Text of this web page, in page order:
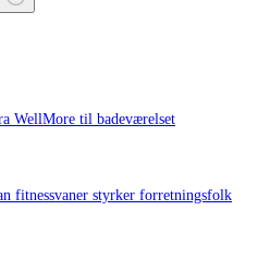
WellMore til badeværelset
fitnessvaner styrker forretningsfolk